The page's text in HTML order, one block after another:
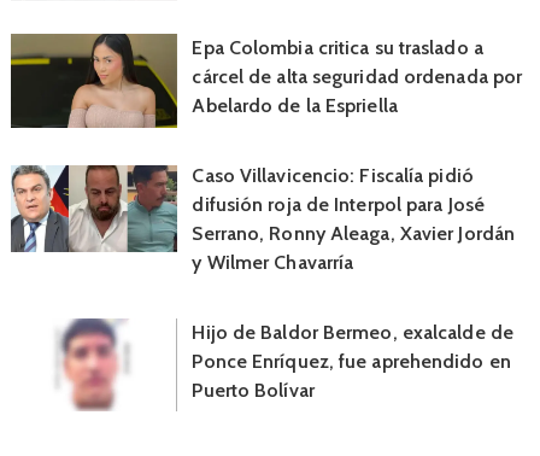
Epa Colombia critica su traslado a
cárcel de alta seguridad ordenada por
Abelardo de la Espriella
Caso Villavicencio: Fiscalía pidió
difusión roja de Interpol para José
Serrano, Ronny Aleaga, Xavier Jordán
y Wilmer Chavarría
Hijo de Baldor Bermeo, exalcalde de
Ponce Enríquez, fue aprehendido en
Puerto Bolívar